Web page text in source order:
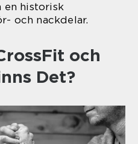
en historisk
och nackdelar.
och
Det?